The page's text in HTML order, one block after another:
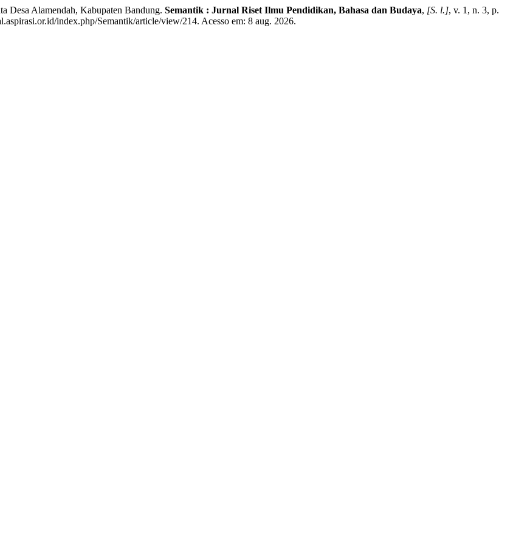
Alamendah, Kabupaten Bandung. Semantik : Jurnal Riset Ilmu Pendidikan, Bahasa dan Budaya, [S. l.], v. 1, n. 3, p.
index.php/Semantik/article/view/214. Acesso em: 8 aug. 2026.